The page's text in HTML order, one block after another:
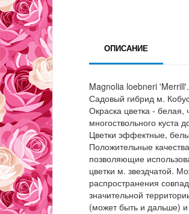
ОПИСАНИЕ
Magnolia loebneri 'Merrill'.
Садовый гибрид м.
Окраска цветка -
многоствольного куста
Цветки эффектные,
Положительные
позволяющие
цветки м. звездчатой.
распространения
значительной
(может быть и дальше)